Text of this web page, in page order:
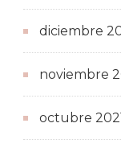
diciembre
noviembre
octubre